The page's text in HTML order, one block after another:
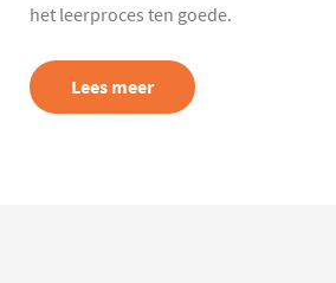
het leerproces ten goede.
Lees meer